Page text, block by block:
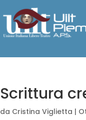
Scrittura
da Cristina Viglietta |